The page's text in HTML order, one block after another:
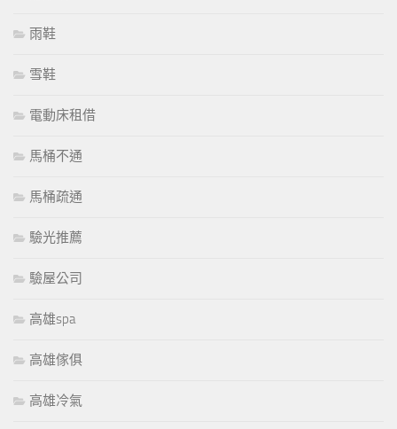
雨鞋
雪鞋
電動床租借
馬桶不通
馬桶疏通
驗光推薦
驗屋公司
高雄spa
高雄傢俱
高雄冷氣